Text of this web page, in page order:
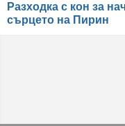
Разходка с кон за
сърцето на Пирин